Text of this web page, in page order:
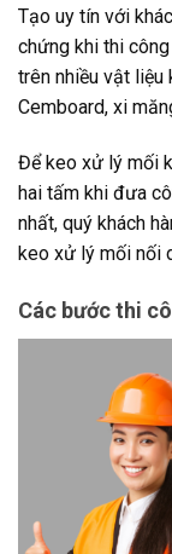
Tạo uy tín với
chứng khi thi
trên nhiều vật liệu
Cemboard, xi
Để keo xử lý mối
hai tấm khi đưa
nhất, quý khách
keo xử lý mối nối
Các bước thi